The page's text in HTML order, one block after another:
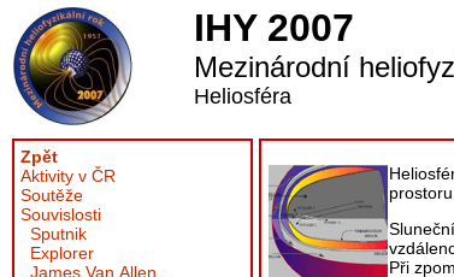
IHY 2007
Mezinárodní
Heliosféra
Zpět
Aktivity v ČR
Soutěže
Souvislosti
Sputnik
Explorer
James Van Allen
Při